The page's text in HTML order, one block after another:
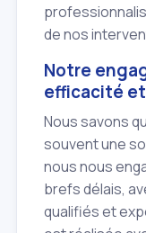
de nos
Notre
efficacité
Nous savons
souvent une
nous nous
brefs délais,
qualifiés et